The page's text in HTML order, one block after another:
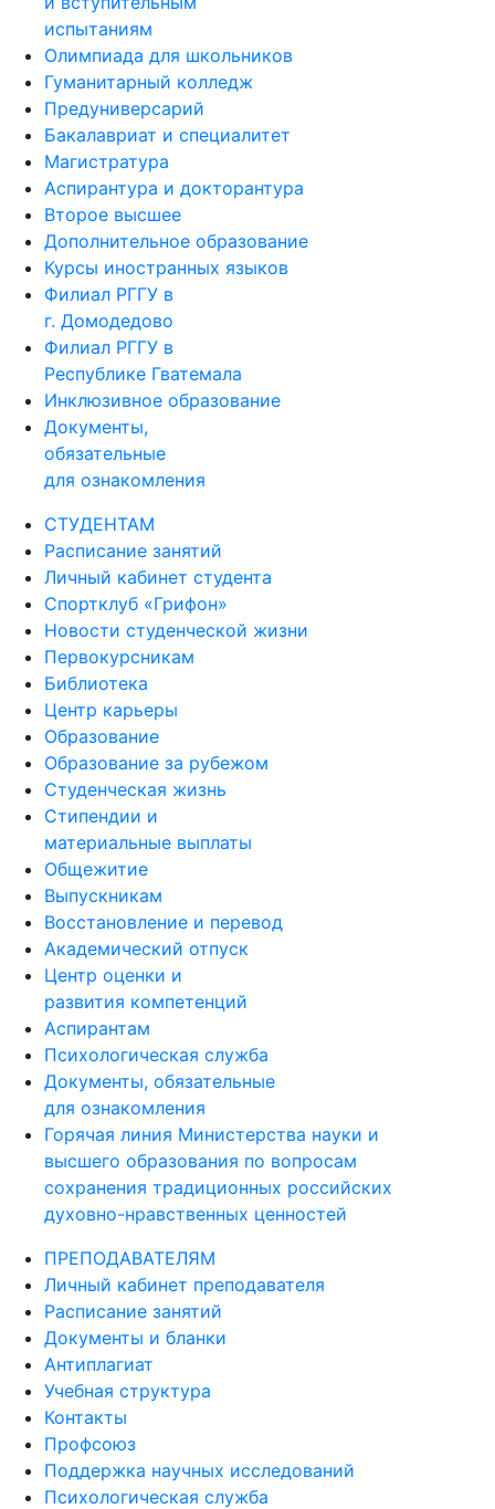
испытаниям
Олимпиада для школьников
Гуманитарный колледж
Предуниверсарий
Бакалавриат и специалитет
Магистратура
Аспирантура и докторантура
Второе высшее
Дополнительное образование
Курсы иностранных языков
Филиал РГГУ в
г. Домодедово
Филиал РГГУ в
Республике Гватемала
Инклюзивное образование
Документы,
обязательные
для ознакомления
СТУДЕНТАМ
Расписание занятий
Личный кабинет студента
Спортклуб «Грифон»
Новости студенческой жизни
Первокурсникам
Библиотека
Центр карьеры
Образование
Образование за рубежом
Студенческая жизнь
Стипендии и
материальные выплаты
Общежитие
Выпускникам
Восстановление и перевод
Академический отпуск
Центр оценки и
развития компетенций
Аспирантам
Психологическая служба
Документы, обязательные
для ознакомления
Горячая линия Министерства науки и
высшего образования по вопросам
сохранения традиционных российских
духовно-нравственных ценностей
ПРЕПОДАВАТЕЛЯМ
Личный кабинет преподавателя
Расписание занятий
Документы и бланки
Антиплагиат
Учебная структура
Контакты
Профсоюз
Поддержка научных исследований
Психологическая служба